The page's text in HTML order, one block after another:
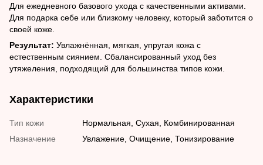
Для ежедневного базового ухода с качественными активами.
Для подарка себе или близкому человеку, который заботится о
своей коже.
Результат: Увлажнённая, мягкая, упругая кожа с
естественным сиянием. Сбалансированный уход без
утяжеления, подходящий для большинства типов кожи.
Характеристики
Тип кожи
Нормальная, Сухая, Комбинированная
Назначение
Увлажение, Очищение, Тонизирование